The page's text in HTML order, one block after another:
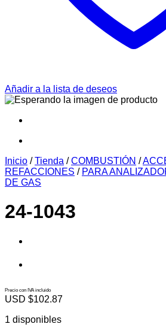
Añadir a la lista de deseos
Inicio / Tienda / COMBUSTIÓN /
REFACCIONES / PARA
DE GAS
24-1043
Precio con IVA incluido
USD $102.87
1 disponibles